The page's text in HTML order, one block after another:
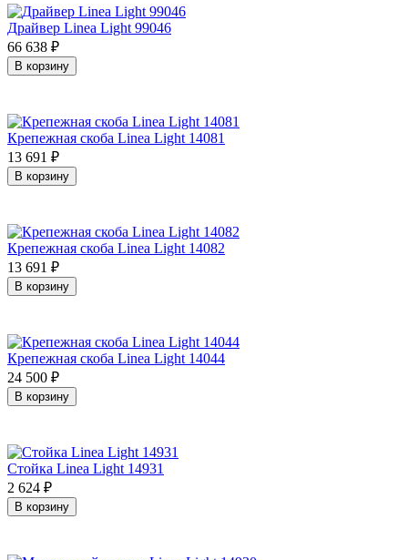
Драйвер Linea Light 99046
66 638 ₽
В корзину
Крепежная скоба Linea Light 14081
13 691 ₽
В корзину
Крепежная скоба Linea Light 14082
13 691 ₽
В корзину
Крепежная скоба Linea Light 14044
24 500 ₽
В корзину
Стойка Linea Light 14931
2 624 ₽
В корзину